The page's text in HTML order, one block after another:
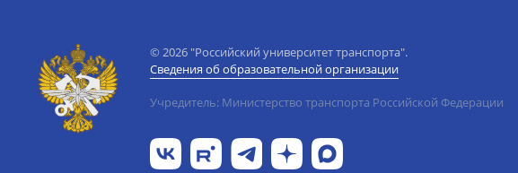
© 2026 "Российский университет транспорта".
Сведения об образовательной организации
Учредитель: Министерство транспорта Российской Федерации